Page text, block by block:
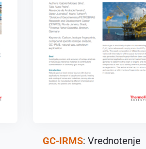
GC-IRMS: Vrednotenje